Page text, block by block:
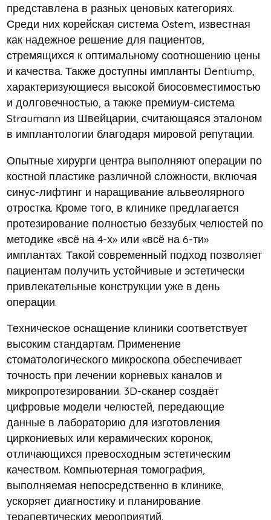
представлена в разных ценовых категориях.
Среди них корейская система Ostem, известная
как надежное решение для пациентов,
стремящихся к оптимальному соотношению цены
и качества. Также доступны импланты Dentiump,
характеризующиеся высокой биосовместимостью
и долговечностью, а также премиум-система
Straumann из Швейцарии, считающаяся эталоном
в имплантологии благодаря мировой репутации.
Опытные хирурги центра выполняют операции по
костной пластике различной сложности, включая
синус-лифтинг и наращивание альвеолярного
отростка. Кроме того, в клинике предлагается
протезирование полностью беззубых челюстей по
методике «всё на 4-х» или «всё на 6-ти»
имплантах. Такой современный подход позволяет
пациентам получить устойчивые и эстетически
привлекательные конструкции уже в день
операции.
Техническое оснащение клиники соответствует
высоким стандартам. Применение
стоматологического микроскопа обеспечивает
точность при лечении корневых каналов и
микропротезировании. 3D-сканер создаёт
цифровые модели челюстей, передающие
данные в лабораторию для изготовления
циркониевых или керамических коронок,
отличающихся превосходным эстетическим
качеством. Компьютерная томография,
выполняемая непосредственно в клинике,
ускоряет диагностику и планирование
терапевтических мероприятий.